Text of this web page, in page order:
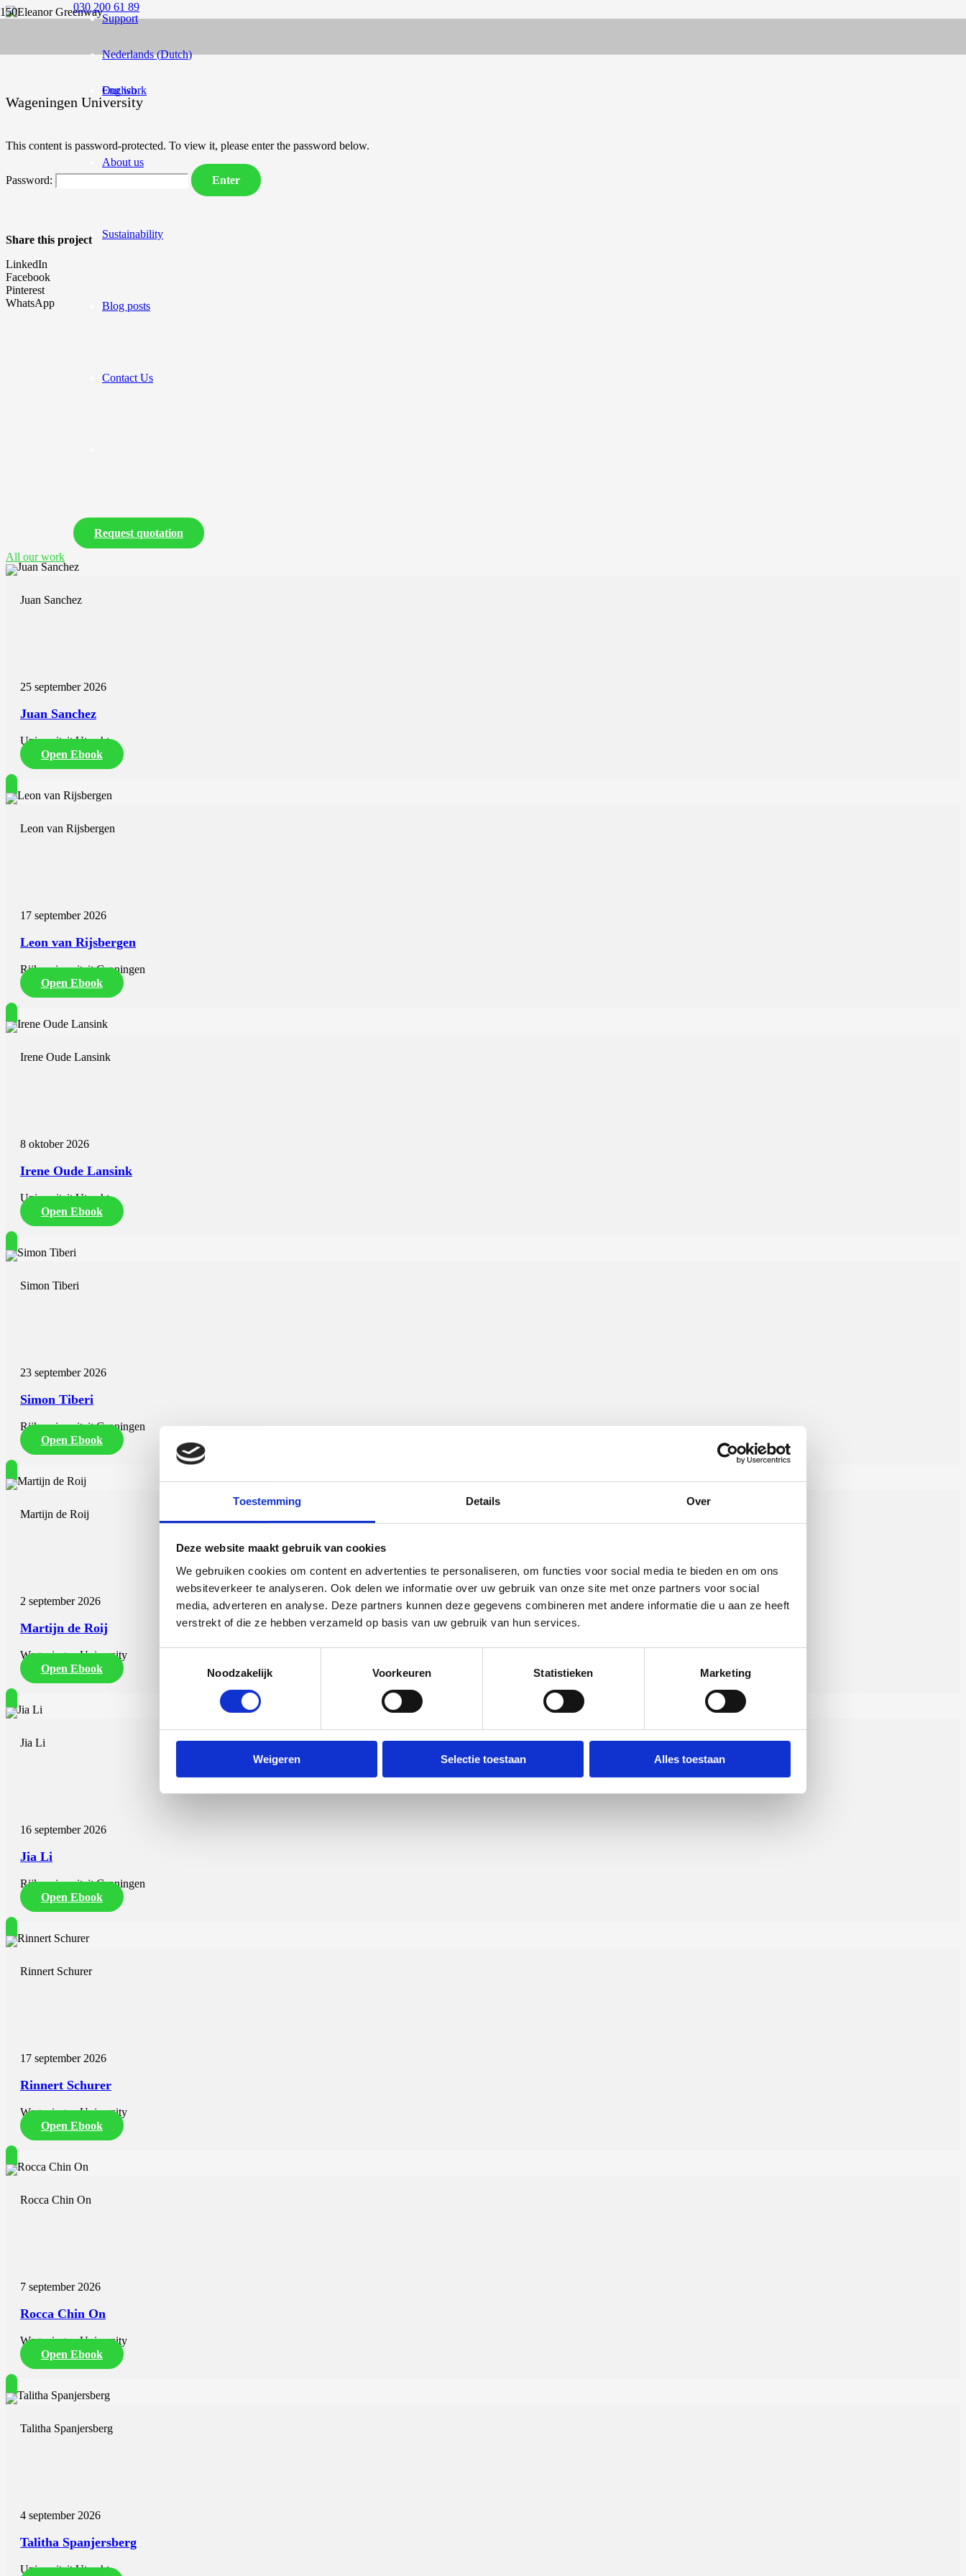
Toestemming Details Over
Deze website maakt gebruik van cookies
We gebruiken cookies om content en advertenties te personaliseren, om functies voor social media te bieden en om ons
websiteverkeer te analyseren. Ook delen we informatie over uw gebruik van onze site met onze partners voor social
media, adverteren en analyse. Deze partners kunnen deze gegevens combineren met andere informatie die u aan ze heeft
verstrekt of die ze hebben verzameld op basis van uw gebruik van hun services.
Noodzakelijk
Voorkeuren Statistieken Marketing
Weigeren Selectie toestaan Alles toestaan
030 200 61 89
Nederlands(Dutch)
English
Support
Our work
About us
Sustainability
Blog posts
Contact Us
Request quotation
Wageningen University
This content is password-protected. To view it, please enter the password below.
Password:
Share this project
LinkedIn
Facebook
Pinterest
WhatsApp
All our work
Juan Sanchez
25 september 2026
Juan Sanchez
Universiteit Utrecht
Open Ebook
Leon van Rijsbergen
17 september 2026
Leon van Rijsbergen
Rijksuniversiteit Groningen
Open Ebook
Irene Oude Lansink
8 oktober 2026
Irene Oude Lansink
Universiteit Utrecht
Open Ebook
Simon Tiberi
23 september 2026
Simon Tiberi
Rijksuniversiteit Groningen
Open Ebook
Martijn de Roij
2 september 2026
Martijn de Roij
Wageningen University
Open Ebook
Jia Li
16 september 2026
Jia Li
Rijksuniversiteit Groningen
Open Ebook
Rinnert Schurer
17 september 2026
Rinnert Schurer
Wageningen University
Open Ebook
Rocca Chin On
7 september 2026
Rocca Chin On
Wageningen University
Open Ebook
Talitha Spanjersberg
4 september 2026
Talitha Spanjersberg
Universiteit Utrecht